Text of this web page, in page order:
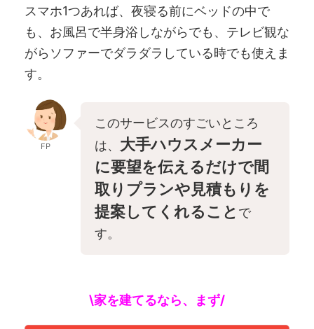
スマホ1つあれば、夜寝る前にベッドの中で
も、お風呂で半身浴しながらでも、テレビ観な
がらソファーでダラダラしている時でも使えま
す。
FP
このサービスのすごいところ
は、 大手ハウスメーカー
に要望を伝えるだけで間
取りプランや見積もりを
提案してくれること で
す。
\家を建てるなら、まず/